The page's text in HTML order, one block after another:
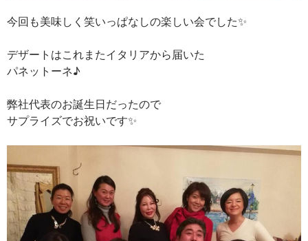
今回も美味しく笑いっぱなしの楽しい会でした✨
デザートはこれまたイタリアから届いた
パネットーネ♪
弊社代表のお誕生日だったので
サプライズでお祝いです✨